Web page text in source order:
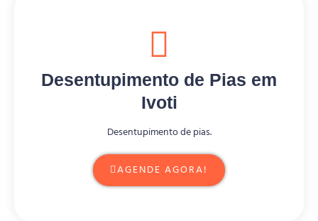
Desentupimento de Pias em
Ivoti
Desentupimento de pias.
AGENDE AGORA!